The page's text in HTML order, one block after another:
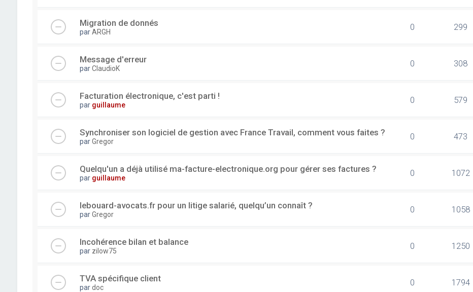
Migration de donnés
parARGH 0 299
Message d'erreur
parClaudioK 0 308
Facturation électronique, c'est parti !
par guillaume 0 579
Synchroniser son logiciel de gestion avec France Travail, comment vous faites ?
parGregor 0 473
Quelqu'un a déjà utilisé ma-facture-electronique.org pour gérer ses factures ?
par guillaume 0 1072
lebouard-avocats.fr pour un litige salarié, quelqu’un connaît ?
parGregor 0 1058
Incohérence bilan et balance
par zilow75 0 1250
TVA spécifique client
pardoc 0 1794